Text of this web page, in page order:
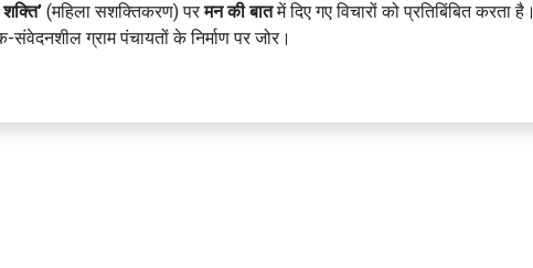
शक्ति’ (महिला सशक्तिकरण) परमन की बातमें दिए गए विचारों को प्रतिबिंबित करता है।
संवेदनशील ग्राम पंचायतों के निर्माण पर जोर।